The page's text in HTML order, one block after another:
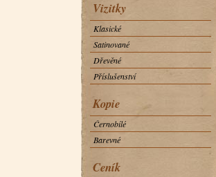
Vizitky
Klasické
Satinované
Dřevěné
Příslušenství
Kopie
Černobílé
Barevné
Ceník